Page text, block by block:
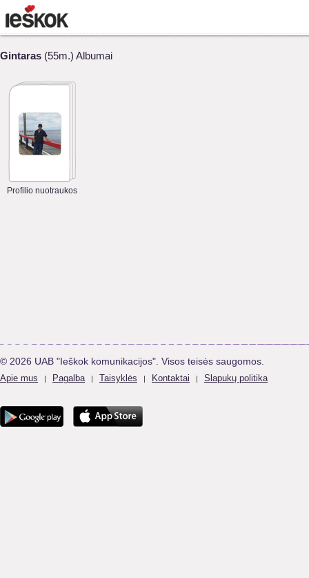
Gintaras (55m.) Albumai
Profilio nuotraukos
© 2026 UAB "Ieškok komunikacijos". Visos teisės saugomos.
Apie mus | Pagalba | Taisyklės | Kontaktai | Slapukų politika